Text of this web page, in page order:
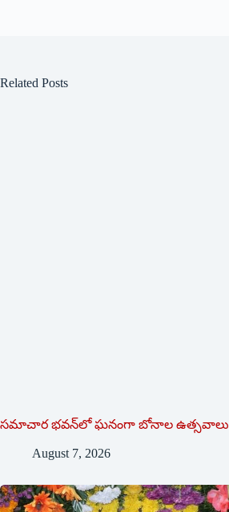
Related Posts
సమాచార భవన్‌లో ఘనంగా బోనాల ఉత్సవాలు
August 7, 2026